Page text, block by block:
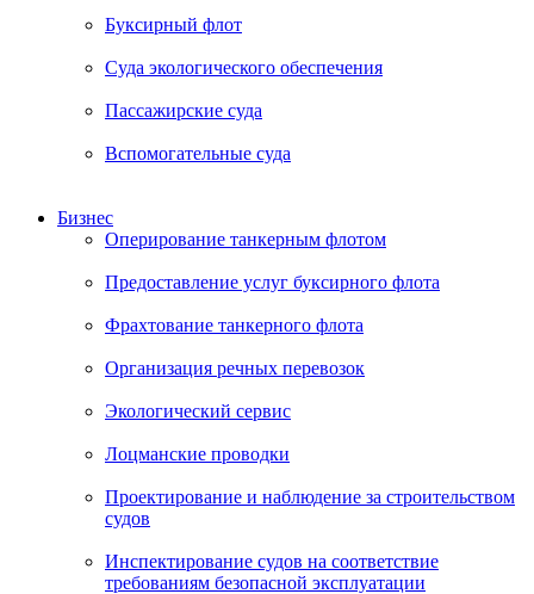
Буксирный флот
Суда экологического обеспечения
Пассажирские суда
Вспомогательные суда
Бизнес
Оперирование танкерным флотом
Предоставление услуг буксирного флота
Фрахтование танкерного флота
Организация речных перевозок
Экологический сервис
Лоцманские проводки
Проектирование и наблюдение за строительством
судов
Инспектирование судов на соответствие
требованиям безопасной эксплуатации